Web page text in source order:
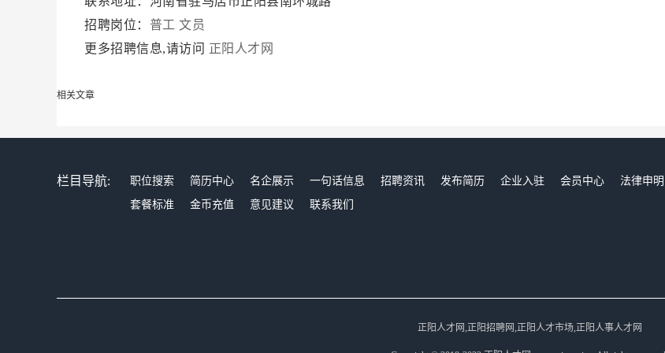
招聘岗位： 普工 文员
更多招聘信息,请访问 正阳人才网
相关文章
栏目导航: 职位搜索 简历中心 名企展示 一句话信息 招聘资讯 发布简历 企业入驻 会员中心
法律申明
套餐标准
金币充值 意见建议 联系我们
正阳人才网,正阳招聘网,正阳人才市场,正阳人事人才网